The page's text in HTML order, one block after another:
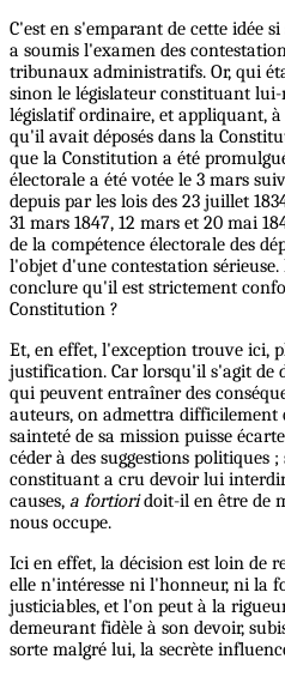
C'est en s'emparant de cette idée si
a soumis l'examen des
tribunaux administratifs. Or, qui
sinon le législateur constituant
législatif ordinaire, et appliquant,
qu'il avait déposés dans la
que la Constitution a été
électorale a été votée le 3 mars
depuis par les lois des 23 juillet
31 mars 1847, 12 mars et 20 mai
de la compétence électorale des
l'objet d'une contestation sérieuse.
conclure qu'il est strictement
Constitution ?
Et, en effet, l'exception trouve ici,
justification. Car lorsqu'il s'agit de
qui peuvent entraîner des
auteurs, on admettra difficilement
sainteté de sa mission puisse
céder à des suggestions politiques
constituant a cru devoir lui
causes, a fortioridoit-il en être de
nous occupe.
Ici en effet, la décision est loin de
elle n'intéresse ni l'honneur, ni la
justiciables, et l'on peut à la
demeurant fidèle à son devoir,
sorte malgré lui, la secrète